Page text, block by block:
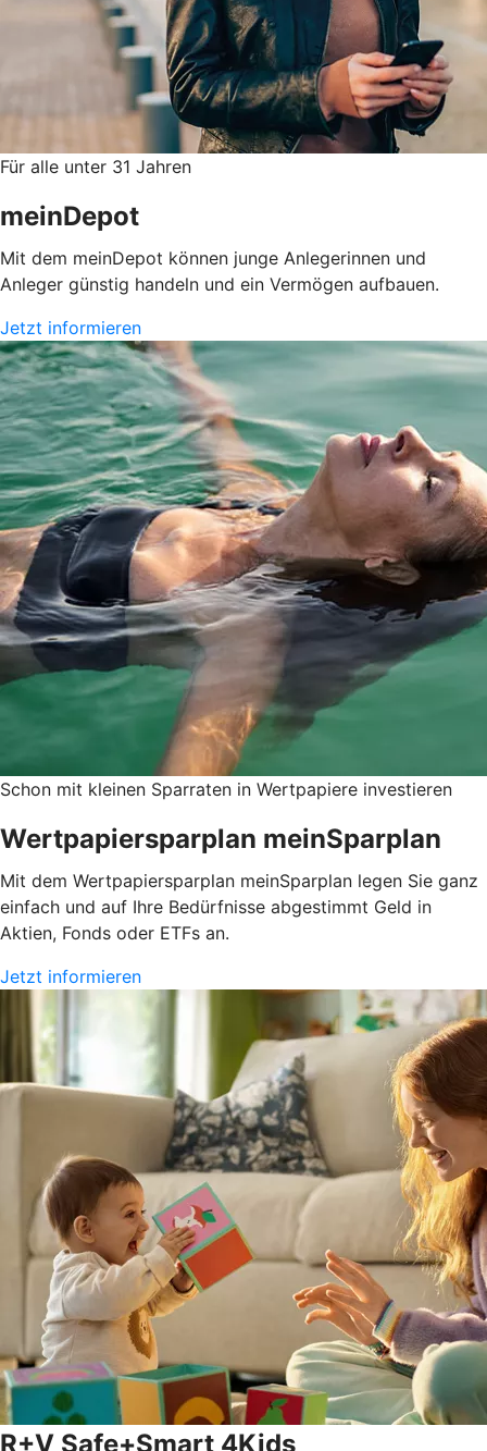
Für alle unter 31 Jahren
meinDepot
Mit dem meinDepot können junge Anlegerinnen und
Anleger günstig handeln und ein Vermögen aufbauen.
Jetzt informieren
Schon mit kleinen Sparraten in Wertpapiere investieren
Wertpapiersparplan meinSparplan
Mit dem Wertpapiersparplan meinSparplan legen Sie ganz
einfach und auf Ihre Bedürfnisse abgestimmt Geld in
Aktien, Fonds oder ETFs an.
Jetzt informieren
R+V Safe+Smart 4Kids